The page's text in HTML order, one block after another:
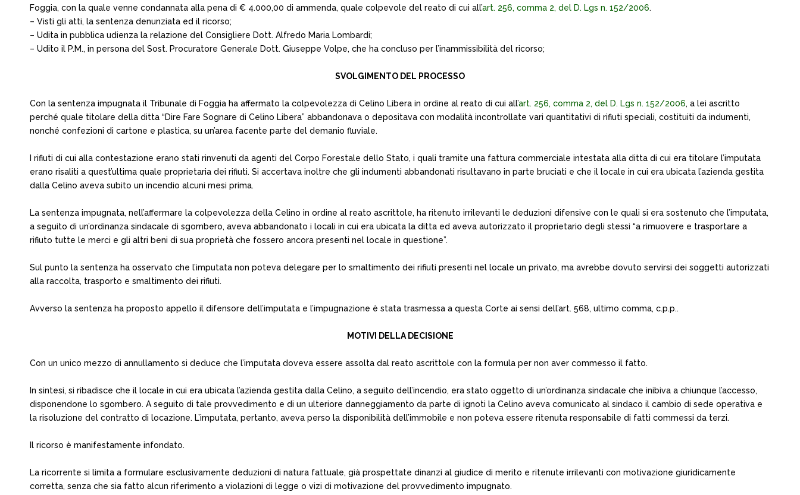
Foggia, con la quale venne condannata alla pena di € 4.000,00 di ammenda, quale colpevole del reato di cui all’art. 256, comma 2, del D. Lgs n. 152/2006.
– Visti gli atti, la sentenza denunziata ed il ricorso;
– Udita in pubblica udienza la relazione del Consigliere Dott. Alfredo Maria Lombardi;
– Udito il P.M., in persona del Sost. Procuratore Generale Dott. Giuseppe Volpe, che ha concluso per l’inammissibilità del ricorso;
SVOLGIMENTO DEL PROCESSO
Con la sentenza impugnata il Tribunale di Foggia ha affermato la colpevolezza di Celino Libera in ordine al reato di cui all’art. 256, comma 2, del D. Lgs n. 152/2006, a lei ascritto
perché quale titolare della ditta “Dire Fare Sognare di Celino Libera” abbandonava o depositava con modalità incontrollate vari quantitativi di rifiuti speciali, costituiti da indumenti,
nonché confezioni di cartone e plastica, su un’area facente parte del demanio fluviale.
I rifiuti di cui alla contestazione erano stati rinvenuti da agenti del Corpo Forestale dello Stato, i quali tramite una fattura commerciale intestata alla ditta di cui era titolare l’imputata
erano risaliti a quest’ultima quale proprietaria dei rifiuti. Si accertava inoltre che gli indumenti abbandonati risultavano in parte bruciati e che il locale in cui era ubicata l’azienda gestita
dalla Celino aveva subito un incendio alcuni mesi prima.
La sentenza impugnata, nell’affermare la colpevolezza della Celino in ordine al reato ascrittole, ha ritenuto irrilevanti le deduzioni difensive con le quali si era sostenuto che l’imputata,
a seguito di un’ordinanza sindacale di sgombero, aveva abbandonato i locali in cui era ubicata la ditta ed aveva autorizzato il proprietario degli stessi “a rimuovere e trasportare a
rifiuto tutte le merci e gli altri beni di sua proprietà che fossero ancora presenti nel locale in questione”.
Sul punto la sentenza ha osservato che l’imputata non poteva delegare per lo smaltimento dei rifiuti presenti nel locale un privato, ma avrebbe dovuto servirsi dei soggetti autorizzati
alla raccolta, trasporto e smaltimento dei rifiuti.
Avverso la sentenza ha proposto appello il difensore dell’imputata e l’impugnazione è stata trasmessa a questa Corte ai sensi dell’art. 568, ultimo comma, c.p.p..
MOTIVI DELLA DECISIONE
Con un unico mezzo di annullamento si deduce che l’imputata doveva essere assolta dal reato ascrittole con la formula per non aver commesso il fatto.
In sintesi, si ribadisce che il locale in cui era ubicata l’azienda gestita dalla Celino, a seguito dell’incendio, era stato oggetto di un’ordinanza sindacale che inibiva a chiunque l’accesso,
disponendone lo sgombero. A seguito di tale provvedimento e di un ulteriore danneggiamento da parte di ignoti la Celino aveva comunicato al sindaco il cambio di sede operativa e
la risoluzione del contratto di locazione. L’imputata, pertanto, aveva perso la disponibilità dell’immobile e non poteva essere ritenuta responsabile di fatti commessi da terzi.
Il ricorso è manifestamente infondato.
La ricorrente si limita a formulare esclusivamente deduzioni di natura fattuale, già prospettate dinanzi al giudice di merito e ritenute irrilevanti con motivazione giuridicamente
corretta, senza che sia fatto alcun riferimento a violazioni di legge o vizi di motivazione del provvedimento impugnato.